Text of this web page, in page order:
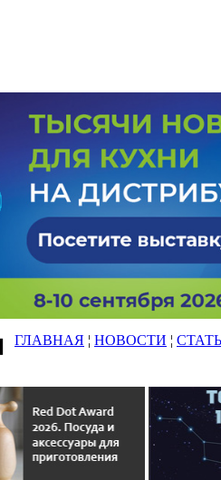
ГЛАВНАЯ ¦ НОВОСТИ ¦